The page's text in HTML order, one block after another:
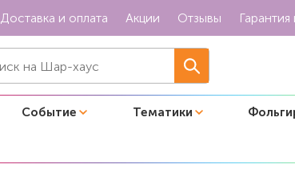
Доставка и оплата Акции Отзывы
Событие Тематики